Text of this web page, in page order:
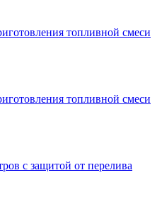
топливной смеси
топливной смеси
с защитой от перелива